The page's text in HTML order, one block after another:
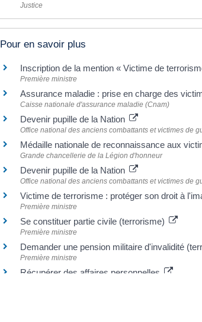
Justice
Pour en savoir plus
Inscription de la mention « Victime de
Première ministre
Assurance maladie : prise en charge des
Caisse nationale d'assurance maladie (Cnam)
Devenir pupille de la Nation
Office national des anciens combattants et victimes de
Médaille nationale de reconnaissance aux
Grande chancellerie de la Légion d'honneur
Devenir pupille de la Nation
Office national des anciens combattants et victimes de
Victime de terrorisme : protéger son droit à
Première ministre
Se constituer partie civile (terrorisme)
Première ministre
Demander une pension militaire d'invalidité
Première ministre
Récupérer des affaires personnelles